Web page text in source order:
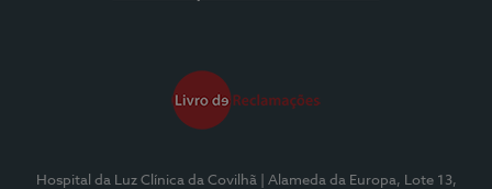
Hospital da Luz Clínica da Covilhã
| Alameda da Europa, Lote 13,